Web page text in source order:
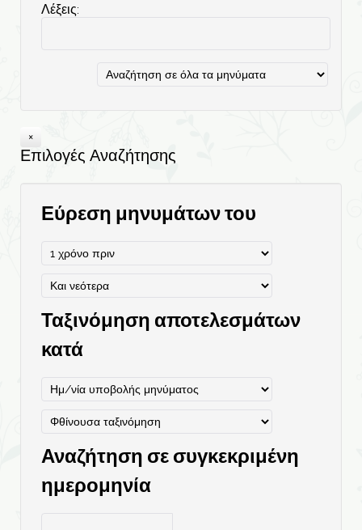
Λέξεις:
Επιλογές Αναζήτησης
Εύρεση μηνυμάτων του
Ταξινόμηση αποτελεσμάτων
κατά
Αναζήτηση σε συγκεκριμένη
ημερομηνία